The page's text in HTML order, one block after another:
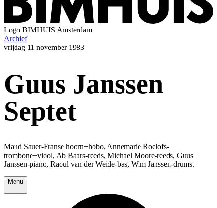
Logo BIMHUIS Amsterdam
Archief
vrijdag 11 november 1983
Guus Janssen
Septet
Maud Sauer-Franse hoorn+hobo, Annemarie Roelofs-
trombone+viool, Ab Baars-reeds, Michael Moore-reeds, Guus
Janssen-piano, Raoul van der Weide-bas, Wim Janssen-drums.
Menu